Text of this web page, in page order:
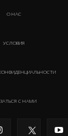
О НАС
УСЛОВИЯ
С НАМИ